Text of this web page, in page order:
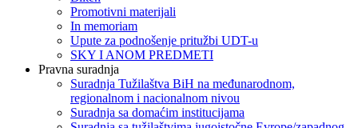
Promotivni materijali
In memoriam
Upute za podnošenje pritužbi UDT-u
SKY I ANOM PREDMETI
Pravna suradnja
Suradnja Tužilaštva BiH na međunarodnom,
regionalnom i nacionalnom nivou
Suradnja sa domaćim institucijama